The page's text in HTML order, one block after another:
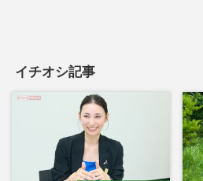
イチオシ記事